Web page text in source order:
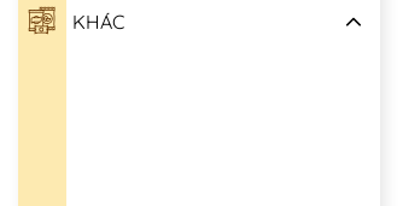
KHÁC